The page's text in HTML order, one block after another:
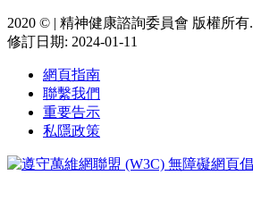
2020 ©️ | 精神健康諮詢委員會 版權所有.
修訂日期: 2024-01-11
網頁指南
聯繫我們
重要告示
私隱政策